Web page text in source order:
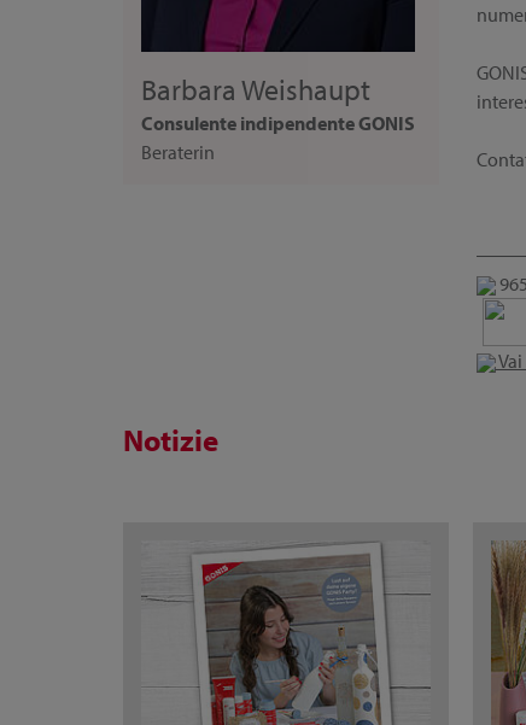
Barbara Weishaupt
Consulente indipendente GONIS
Beraterin
Vai
Notizie